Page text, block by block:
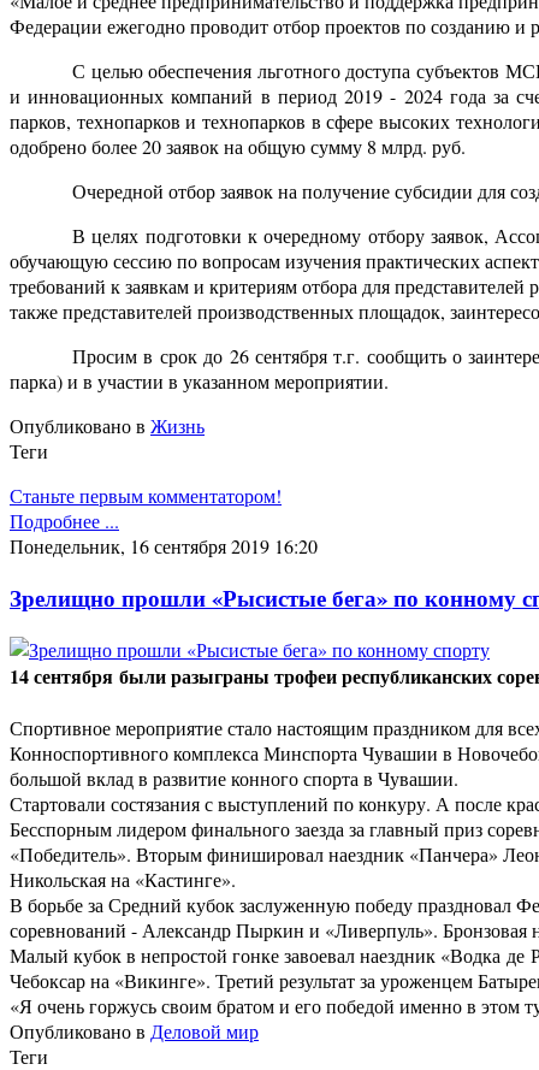
Федерации ежегодно проводит отбор проектов по созданию
С целью обеспечения льготного доступа субъектов
и инновационных компаний в период 2019 - 2024 года за
парков, технопарков и технопарков в сфере высоких
одобрено более 20 заявок на общую сумму 8 млрд. руб.
Очередной отбор заявок на получение субсидии для
В целях подготовки к очередному отбору заявок,
обучающую сессию по вопросам изучения практических
требований к заявкам и критериям отбора для
такжепредставителей производственных площадок,
Просим в срок до 26 сентября т.г. сообщить о
парка) и в участии в указанном мероприятии.
Опубликовано в Жизнь
Теги
Станьте первым комментатором!
Подробнее ...
Понедельник, 16 сентября 2019 16:20
Зрелищно прошли «Рысистые бега» по конному
14 сентября были разыграны трофеи республиканских
Спортивное мероприятие стало настоящим праздником для
Конноспортивного комплекса Минспорта Чувашии в
большой вклад в развитие конного спорта в Чувашии.
Стартовали состязания с выступлений по конкуру. А после
Бесспорным лидером финального заезда за главный приз
«Победитель». Вторым финишировал наездник «Панчера»
Никольская на «Кастинге».
В борьбе за Средний кубок заслуженную победу праздновал
соревнований - Александр Пыркин и «Ливерпуль». Бронзовая
Малый кубок в непростой гонке завоевал наездник «Водка
Чебоксар на «Викинге». Третий результат за уроженцем
«Я очень горжусь своим братом и его победой именно в этом
Опубликовано в Деловой мир
Теги